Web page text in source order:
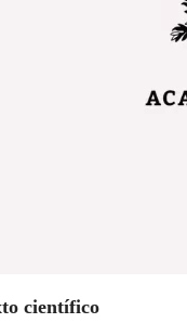
científico